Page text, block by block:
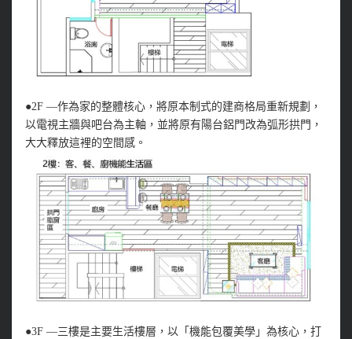
●2F —作為家的整體核心，將原本制式的建商格局重新規劃，
以電視主牆與吧台為主軸，並將原有陽台鋁門改為弧形拱門，
大大釋放這裡的空間感。
●3F —三樓是主要生活樓層，以「機能包覆美學」為核心，打